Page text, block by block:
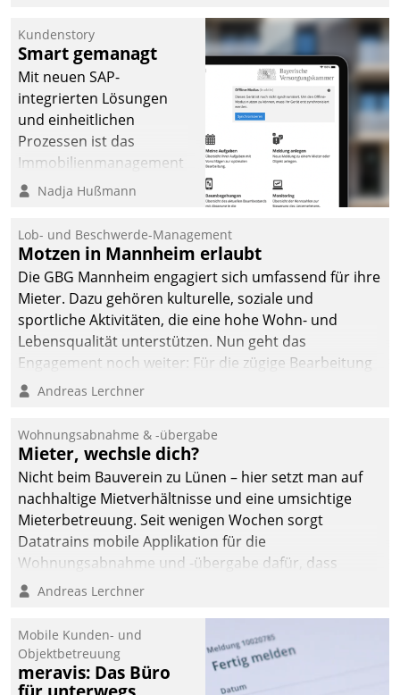
Kundenstory
Smart gemanagt
Mit neuen SAP-
integrierten Lösungen
und einheitlichen
Prozessen ist das
Immobilienmanagement
der Bayerischen
Ressort Kapitalanlage für
künftige Aufgaben und
Herausforderungen
gerüstet.
Nadja Hußmann
Lob- und Beschwerde-Management
Motzen in Mannheim erlaubt
Die GBG Mannheim engagiert sich umfassend für ihre
Mieter. Dazu gehören kulturelle, soziale und
sportliche Aktivitäten, die eine hohe Wohn- und
Lebensqualität unterstützen. Nun geht das
Engagement noch weiter: Für die zügige Bearbeitung
von Beschwerden – oder Lob – richtet das
und Beschwerde-Management einen eigenen Kanal
ein.
Andreas Lerchner
Wohnungsabnahme & -übergabe
Mieter, wechsle dich?
Nicht beim Bauverein zu Lünen – hier setzt man auf
nachhaltige Mietverhältnisse und eine umsichtige
Mieterbetreuung. Seit wenigen Wochen sorgt
Datatrains mobile Applikation für die
Wohnungsabnahme und -übergabe dafür, dass
Mieter wohlgeordnet kommen und, so es sein muss,
Andreas Lerchner
Mobile Kunden- und
Objektbetreuung
meravis: Das Büro